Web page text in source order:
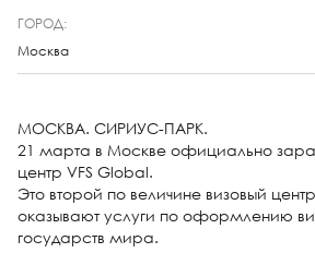
ГОРОД:
Москва
МОСКВА. СИРИУС-ПАРК.
21 марта в Москве официально
центр VFS Global.
Это второй по величине визовый
оказывают услуги по оформлению
государств мира.